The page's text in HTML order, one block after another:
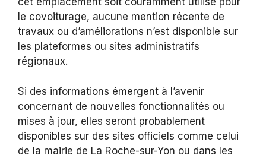
le covoiturage, aucune mention récente de
travaux ou d’améliorations n’est disponible sur
les plateformes ou sites administratifs
régionaux.
Si des informations émergent à l’avenir
concernant de nouvelles fonctionnalités ou
mises à jour, elles seront probablement
disponibles sur des sites officiels comme celui
de la mairie de La Roche-sur-Yon ou dans les